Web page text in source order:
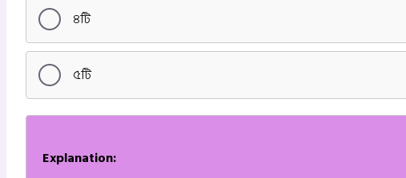
৪টি
৫টি
Explanation: